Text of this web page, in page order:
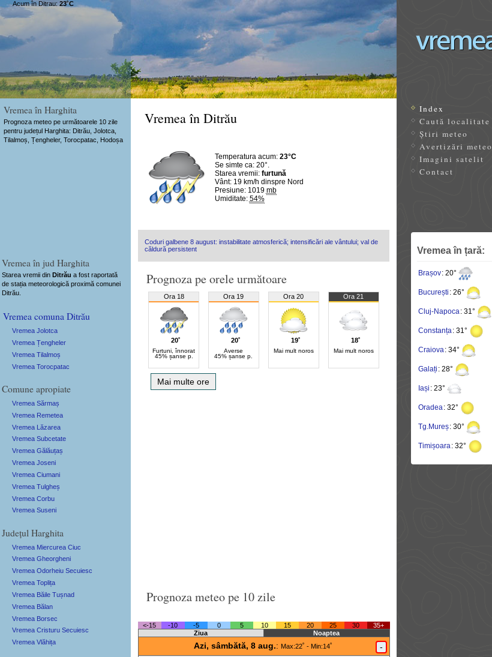
Vremea în Harghita
Prognoza meteo pe următoarele 10 zile
pentru județul Harghita: Ditrău, Jolotca,
Tilalmoș, Țengheler, Torocpatac, Hodoșa
Vremea în Ditrău
Temperatura acum: 23°C
Se simte ca: 20°.
Starea vremii: furtună
Vânt: 19 km/h dinspre Nord
Presiune: 1019 mb
Umiditate: 54%
Acum în Ditrau: 23˚C
Coduri galbene 8 august: instabilitate atmosferică; intensificări ale vântului; val de
căldură persistent
Prognoza pe orele următoare
Ora 18
20˚
Furtuni, înnorat
45% șanse p.
Ora 19
20˚
Averse
45% șanse p.
Ora 20
19˚
Mai mult noros
Ora 21
18˚
Mai mult noros
Mai multe ore
Prognoza meteo pe 10 zile
<-15 -10 -5 0 5 10 15 20 25 30
35+
Ziua
Noaptea
Azi, sâmbătă, 8 aug.: Max:22˚ - Min:14˚ -
Index
Caută localitate
Știri meteo
Avertizări meteo
Imagini satelit
Contact
Vremea în țară:
Brașov: 20°
București : 26°
Cluj-Napoca: 31°
Constanța: 31°
Craiova: 34°
Galați : 28°
Iași : 23°
Oradea: 32°
Tg.Mureș: 30°
Timișoara: 32°
Vremea în jud Harghita
Starea vremii dinDitrău a fost raportată
de stația meteorologică proximă comunei
Ditrău.
Vremea comuna Ditrău
Vremea Jolotca
Vremea Țengheler
Vremea Tilalmoș
Vremea Torocpatac
Comune apropiate
Vremea Sărmaș
Vremea Remetea
Vremea Lăzarea
Vremea Subcetate
Vremea Gălăuțaș
Vremea Joseni
Vremea Ciumani
Vremea Tulgheș
Vremea Corbu
Vremea Suseni
Județul Harghita
Vremea Miercurea Ciuc
Vremea Gheorgheni
Vremea Odorheiu Secuiesc
Vremea Toplița
Vremea Băile Tușnad
Vremea Bălan
Vremea Borsec
Vremea Cristuru Secuiesc
Vremea Vlăhița